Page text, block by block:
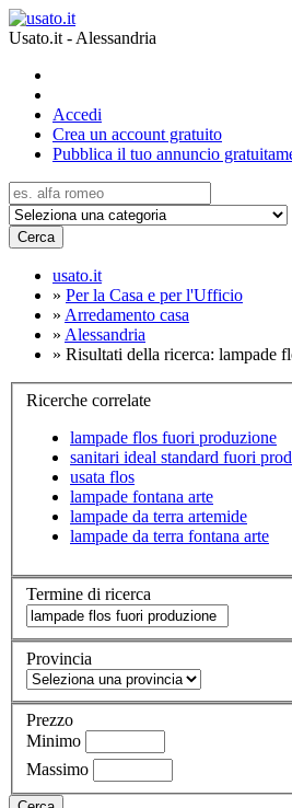
Usato.it - Alessandria
Accedi
Crea un account gratuito
Pubblica il tuo annuncio
Cerca
usato.it
» Per la Casa e per l'Ufficio
» Arredamento casa
» Alessandria
» Risultati della ricerca: lampade
Ricerche correlate
lampade flos fuori produzione
sanitari ideal standard fuori
usata flos
lampade fontana arte
lampade da terra artemide
lampade da terra fontana arte
Termine di ricerca
Provincia
Prezzo
Minimo
Massimo